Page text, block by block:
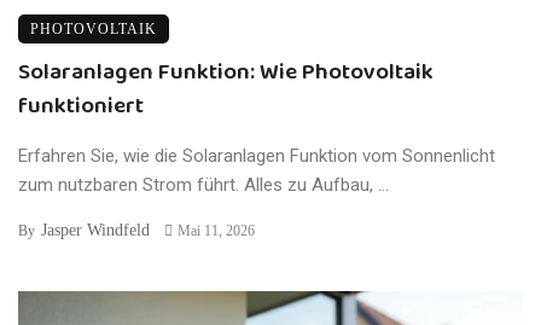
PHOTOVOLTAIK
Solaranlagen Funktion: Wie Photovoltaik
funktioniert
Erfahren Sie, wie die Solaranlagen Funktion vom Sonnenlicht
zum nutzbaren Strom führt. Alles zu Aufbau, ...
By Jasper Windfeld Mai 11, 2026